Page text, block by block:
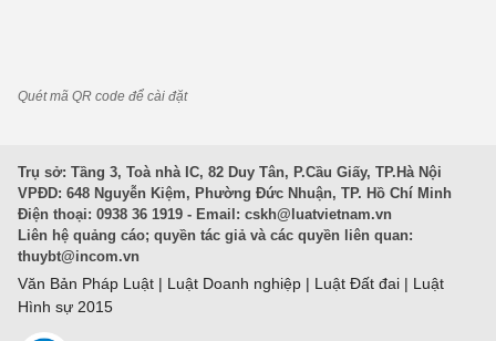
Quét mã QR code để cài đặt
Trụ sở: Tầng 3, Toà nhà IC, 82 Duy Tân, P.Cầu Giấy, TP.Hà Nội
VPĐD: 648 Nguyễn Kiệm, Phường Đức Nhuận, TP. Hồ Chí Minh
Điện thoại: 0938 36 1919 - Email: cskh@luatvietnam.vn
Liên hệ quảng cáo; quyền tác giả và các quyền liên quan:
thuybt@incom.vn
Văn Bản Pháp Luật | Luật Doanh nghiệp | Luật Đất đai | Luật
Hình sự 2015